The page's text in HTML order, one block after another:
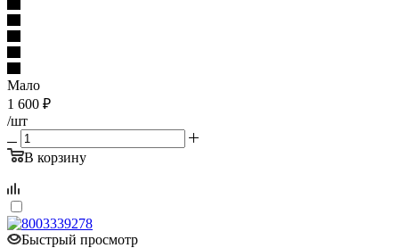
Мало
1 600 ₽
/шт
В корзину
Быстрый просмотр